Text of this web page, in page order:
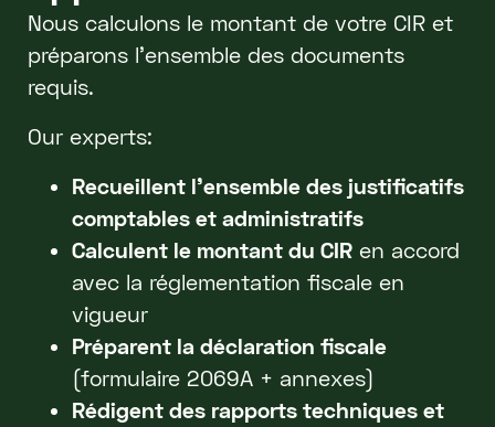
Nous calculons le montant de votre CIR et
préparons l’ensemble des documents
requis.
Our experts:
Recueillent l’ensemble des justificatifs
comptables et administratifs
Calculent le montant du CIRen accord
avec la réglementation fiscale en
vigueur
Préparent la déclaration fiscale
(formulaire 2069A + annexes)
Rédigent des rapports techniques et